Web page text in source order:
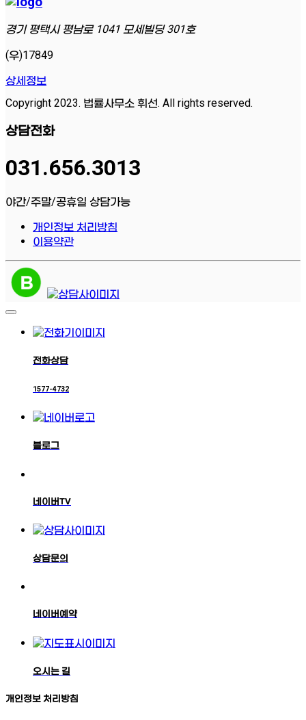
경기 평택시 평남로 1041 모세빌딩 301호
(우)17849
상세정보
Copyright 2023. 법률사무소 휘선. All rights reserved.
상담전화
031.656.3013
야간/주말/공휴일 상담가능
개인정보 처리방침
이용약관
전화상담
1577-4732
블로그
네이버TV
상담문의
네이버예약
오시는 길
개인정보 처리방침